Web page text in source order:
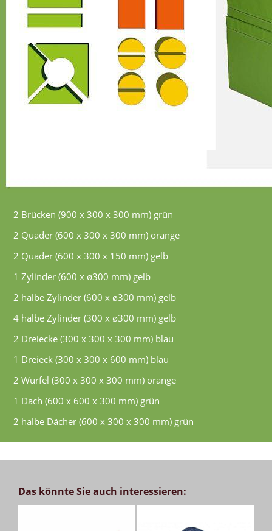
2 Brücken (900 x 300 x 300 mm) grün
2 Quader (600 x 300 x 300 mm) orange
2 Quader (600 x 300 x 150 mm) gelb
1 Zylinder (600 x ø300 mm) gelb
2 halbe Zylinder (600 x ø300 mm) gelb
4 halbe Zylinder (300 x ø300 mm) gelb
2 Dreiecke (300 x 300 x 300 mm) blau
1 Dreieck (300 x 300 x 600 mm) blau
2 Würfel (300 x 300 x 300 mm) orange
1 Dach (600 x 600 x 300 mm) grün
2 halbe Dächer (600 x 300 x 300 mm) grün
Das könnte Sie auch interessieren: